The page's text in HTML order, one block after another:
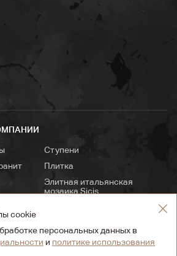
Ступени
Плитка
Элитная итальянская
мозаика Sicis
cookie
персональных данных в
и политике использования